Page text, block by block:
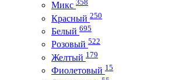
Микс 358
Красный 250
Белый 695
Розовый 522
Желтый 179
Фиолетовый 15